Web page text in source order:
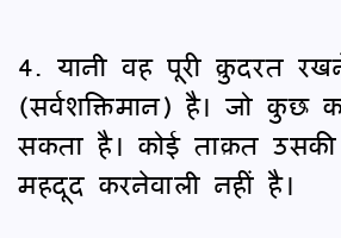
4. यानी वह पूरी क़ुदरत
(सर्वशक्तिमान) है। जो कुछ
सकता है। कोई ताक़त
महदूद करनेवाली नहीं है।